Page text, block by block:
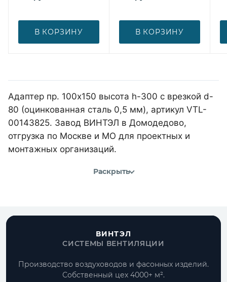
В КОРЗИНУ В КОРЗИНУ
Адаптер пр. 100х150 высота h-300 с врезкой d-
80 (оцинкованная сталь 0,5 мм), артикул VTL-
00143825. Завод ВИНТЭЛ в Домодедово,
отгрузка по Москве и МО для проектных и
монтажных организаций.
Раскрыть
ВИНТЭЛ
СИСТЕМЫ ВЕНТИЛЯЦИИ
Производство воздуховодов и фасонных изделий.
Собственный цех 4000+ м².